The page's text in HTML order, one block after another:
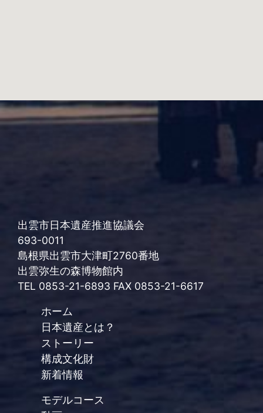
出雲市日本遺産推進協議会
693-0011
島根県出雲市大津町2760番地
出雲弥生の森博物館内
TEL 0853-21-6893 FAX 0853-21-6617
ホーム
日本遺産とは？
ストーリー
構成文化財
新着情報
モデルコース